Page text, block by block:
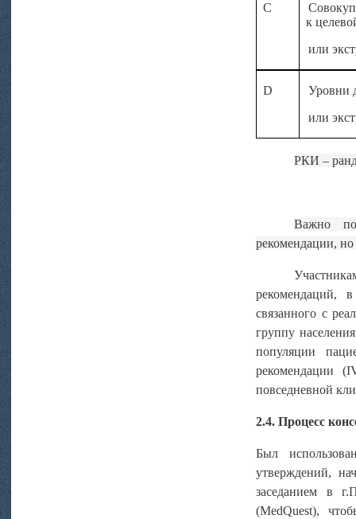
C
к
или
D
Уровни
или
РКИ –
Важно
рекомендации, но
рекомендаций,
связанного с
группу
популяции
рекомендации
повседневной
2.4. Процесс
Был
утверждений,
заседанием в
(MedQuest),